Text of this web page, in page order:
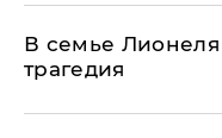
В семье
трагедия